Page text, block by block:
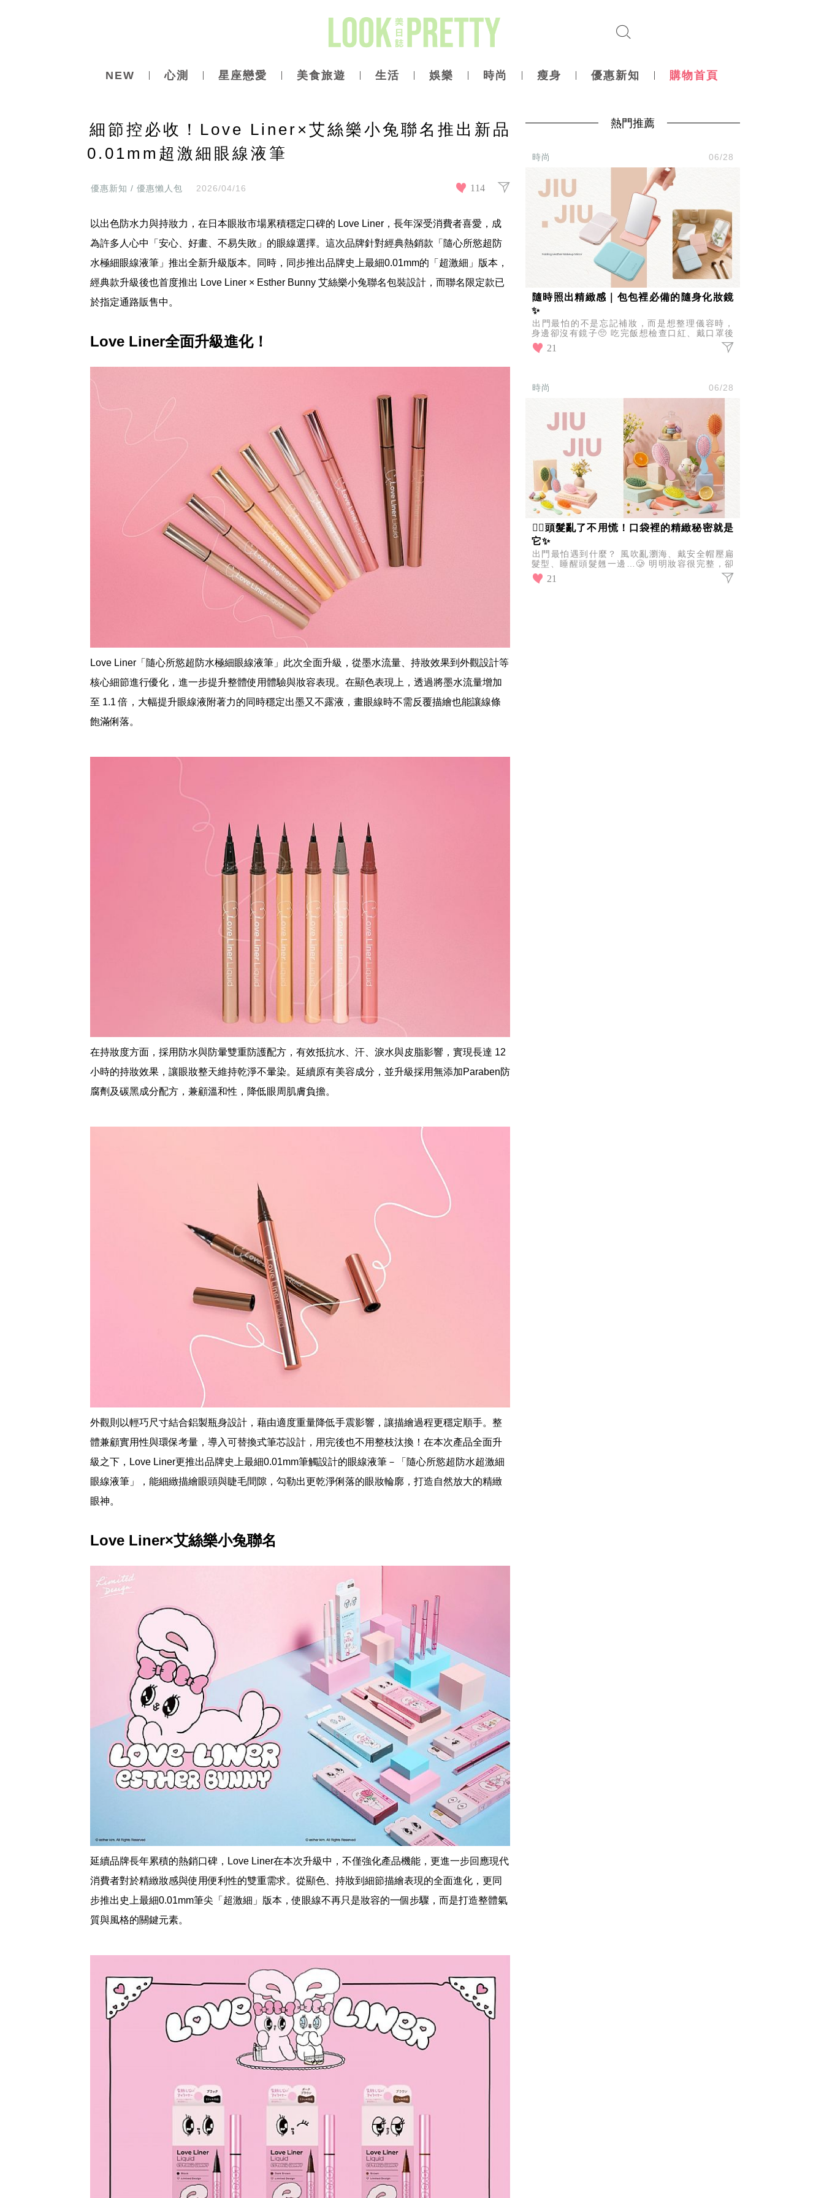
NEW 心測 星座戀愛 美食旅遊 生活 娛樂 時尚 瘦身 優惠新知 購物首頁
細節控必收！Love Liner×艾絲樂小兔聯名推出新品
0.01mm超激細眼線液筆
優惠新知 / 優惠懶人包 2026/04/16 114
以出色防水力與持妝力，在日本眼妝市場累積穩定口碑的 Love Liner，長年深受消費者喜愛，成
為許多人心中「安心、好畫、不易失敗」的眼線選擇。這次品牌針對經典熱銷款「隨心所慾超防
水極細眼線液筆」推出全新升級版本。同時，同步推出品牌史上最細0.01mm的「超激細」版本，
經典款升級後也首度推出 Love Liner × Esther Bunny 艾絲樂小兔聯名包裝設計，而聯名限定款已
於指定通路販售中。
Love Liner全面升級進化！
Love Liner「隨心所慾超防水極細眼線液筆」此次全面升級，從墨水流量、持妝效果到外觀設計等
核心細節進行優化，進一步提升整體使用體驗與妝容表現。在顯色表現上，透過將墨水流量增加
至 1.1 倍，大幅提升眼線液附著力的同時穩定出墨又不露液，畫眼線時不需反覆描繪也能讓線條
飽滿俐落。
在持妝度方面，採用防水與防暈雙重防護配方，有效抵抗水、汗、淚水與皮脂影響，實現長達 12
小時的持妝效果，讓眼妝整天維持乾淨不暈染。延續原有美容成分，並升級採用無添加Paraben防
腐劑及碳黑成分配方，兼顧溫和性，降低眼周肌膚負擔。
外觀則以輕巧尺寸結合鋁製瓶身設計，藉由適度重量降低手震影響，讓描繪過程更穩定順手。整
體兼顧實用性與環保考量，導入可替換式筆芯設計，用完後也不用整枝汰換！在本次產品全面升
級之下，Love Liner更推出品牌史上最細0.01mm筆觸設計的眼線液筆－「隨心所慾超防水超激細
眼線液筆」，能細緻描繪眼頭與睫毛間隙，勾勒出更乾淨俐落的眼妝輪廓，打造自然放大的精緻
眼神。
Love Liner×艾絲樂小兔聯名
延續品牌長年累積的熱銷口碑，Love Liner在本次升級中，不僅強化產品機能，更進一步回應現代
消費者對於精緻妝感與使用便利性的雙重需求。從顯色、持妝到細節描繪表現的全面進化，更同
步推出史上最細0.01mm筆尖「超激細」版本，使眼線不再只是妝容的一個步驟，而是打造整體氣
質與風格的關鍵元素。
熱門推薦
時尚 06/28
隨時照出精緻感｜包包裡必備的隨身化妝鏡
✨
出門最怕的不是忘記補妝，而是想整理儀容時，
身邊卻沒有鏡子🥺 吃完飯想檢查口紅、戴口罩後
想確認妝容、整理瀏海或補擦防曬，有一面隨身鏡
真的方便很多！ JIUJ
21
時尚 06/28
💇‍♀️頭髮亂了不用慌！口袋裡的精緻秘密就是
它✨
出門最怕遇到什麼？ 風吹亂瀏海、戴安全帽壓扁
髮型、睡醒頭髮翹一邊…🥲 明明妝容很完整，卻
因為頭髮亂了，整體精緻感瞬間扣分。 這時候，
一把方便攜帶的梳子真的超
21